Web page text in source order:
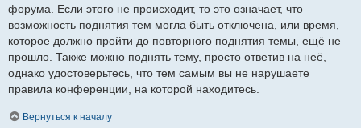
форума. Если этого не происходит, то это означает, что
возможность поднятия тем могла быть отключена, или время,
которое должно пройти до повторного поднятия темы, ещё не
прошло. Также можно поднять тему, просто ответив на неё,
однако удостоверьтесь, что тем самым вы не нарушаете
правила конференции, на которой находитесь.
Вернуться к началу